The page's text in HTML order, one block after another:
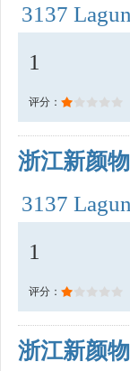
3137
1
评分：
浙江新颜
3137
1
评分：
浙江新颜